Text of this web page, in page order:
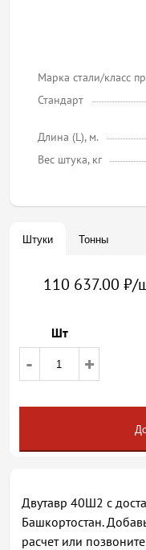
Марка стали/класс
Стандарт
Длина (L), м.
Вес штука, кг
Штуки Тонны
110 637.00 ₽/
Шт
- +
Двутавр 40Ш2 с
Башкортостан.
расчет или